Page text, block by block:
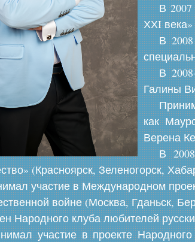
В
ХХI
В
В
Галины
как
Верена
В
(Красноярск, Зеленогорск,
участие в Международном
войне (Москва, Гданьск,
Народного клуба любителей
участие в проекте